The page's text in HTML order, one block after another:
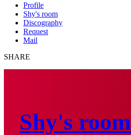
Profile
Shy's room
Discography
Request
Mail
SHARE
Shy's room